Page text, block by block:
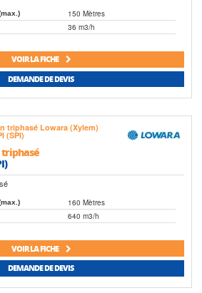
150 Mètres
36 m3/h
VOIR LA FICHE
DEMANDE DE DEVIS
triphasé
160 Mètres
640 m3/h
VOIR LA FICHE
DEMANDE DE DEVIS